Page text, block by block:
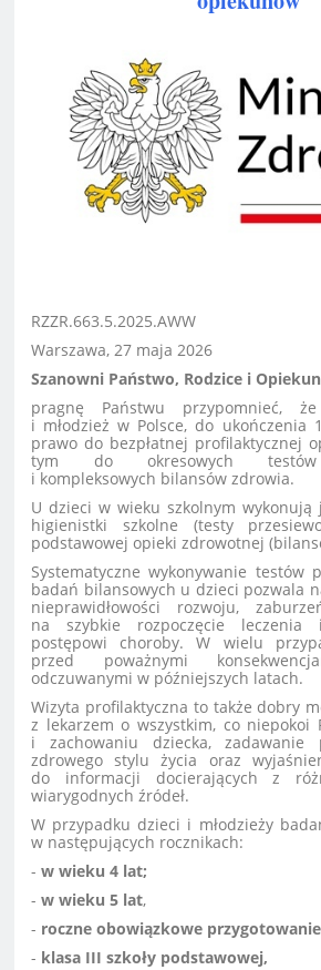
RZZR.663.5.2025.AWW
Warszawa, 27 maja 2026
Szanowni Państwo, Rodzice i
pragnę Państwu przypomnieć,
i młodzież w Polsce, do ukończenia
prawo do bezpłatnej profilaktycznej
tym do okresowych testów
i kompleksowych bilansów zdrowia.
U dzieci w wieku szkolnym
higienistki szkolne (testy
podstawowej opieki zdrowotnej
Systematyczne wykonywanie testów
badań bilansowych u dzieci pozwala
nieprawidłowości rozwoju,
na szybkie rozpoczęcie leczenia i
postępowi choroby. W wielu
przed poważnymi
odczuwanymi w późniejszych latach.
Wizyta profilaktyczna to także dobry
z lekarzem o wszystkim, co niepokoi
i zachowaniu dziecka, zadawanie
zdrowego stylu życia oraz
do informacji docierających z
wiarygodnych źródeł.
W przypadku dzieci i młodzieży
w następujących rocznikach:
-w wieku 4 lat;
-w wieku 5 lat,
- roczne obowiązkowe
- klasa III szkoły podstawowej,